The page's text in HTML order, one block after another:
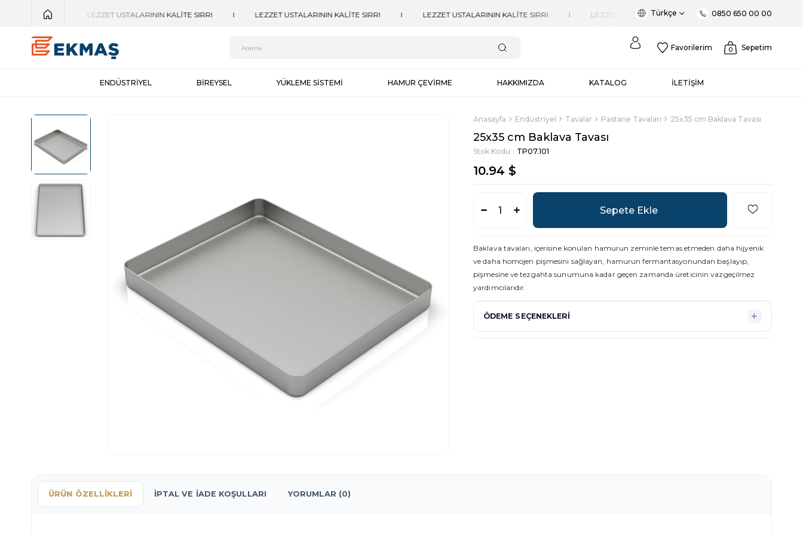
Türkçe 0850 650 00 00
Sepetim
0
Favorilerim
ENDÜSTRİYEL BİREYSEL YÜKLEME SİSTEMİ HAMUR ÇEVİRME HAKKIMIZDA KATALOG İLETİŞİM
Anasayfa Endüstriyel Tavalar Pastane Tavaları 25x35 cm Baklava Tavası
25x35 cm Baklava Tavası
Stok Kodu TP07.101
10.94 $
Baklava tavaları, içerisine konulan hamurun zeminle temas etmeden daha hijyenik
ve daha homojen pişmesini sağlayan, hamurun fermantasyonundan başlayıp,
pişmesine ve tezgahta sunumuna kadar geçen zamanda üreticinin vazgeçilmez
yardımcılarıdır.
ÖDEME SEÇENEKLERI
ÜRÜN ÖZELLIKLERI İPTAL VE İADE KOŞULLARI YORUMLAR (0)